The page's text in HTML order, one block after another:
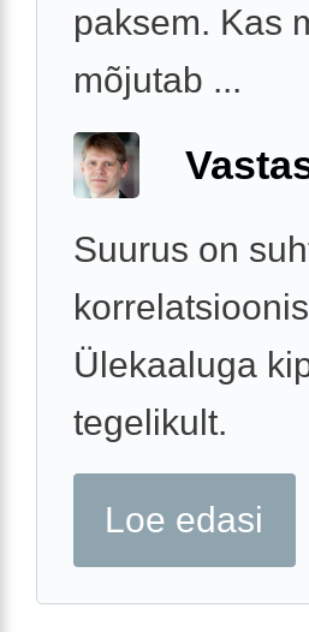
paksem. Kas
mõjutab ...
Suurus on
Ülekaaluga
tegelikult.
Loe edasi